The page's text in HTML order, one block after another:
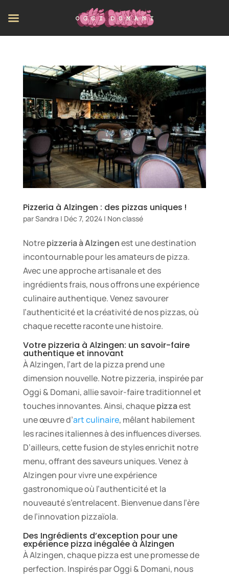
Pizzeria à Alzingen : des pizzas uniques !
parSandra | Déc 7, 2024| Non classé
Notrepizzeria à Alzingenest une destination
incontournable pour les amateurs de pizza.
Avec une approche artisanale et des
ingrédients frais, nous offrons une expérience
culinaire authentique. Venez savourer
l’authenticité et la créativité de nos pizzas, où
chaque recette raconte une histoire.
Votre pizzeria à Alzingen: un savoir-faire
authentique et innovant
À Alzingen, l’art de la pizza prend une
dimension nouvelle. Notre pizzeria, inspirée par
Oggi & Domani, allie savoir-faire traditionnel et
touches innovantes. Ainsi, chaquepizzaest
une œuvre d’art culinaire, mêlant habilement
les racines italiennes à des influences diverses.
D’ailleurs, cette fusion de styles enrichit notre
menu, offrant des saveurs uniques. Venez à
Alzingen pour vivre une expérience
gastronomique où l’authenticité et la
nouveauté s’entrelacent. Bienvenue dans l’ère
de l’innovation pizzaïola.
Des Ingrédients d’exception pour une
expérience pizza inégalée à Alzingen
À Alzingen, chaque pizza est une promesse de
perfection. Inspirés par Oggi & Domani, nous